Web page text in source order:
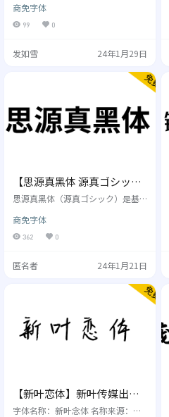
库，金山云UED设计团队，秉持着金
山人“技术立业”的精神，历时四
年，逐点逐字，匠心设计。 “金山
一种标准版字重，文字参照GB2312
一级、二级字库汉字6763个，外文
计上，风格偏向年轻、硬朗、具有
活力。 字体…
商免字体
99 0
发如雪 24年1月29日
【思源真黑体 源真ゴシッ
ク】适用于大量文字阅读显
思源真黑体（源真ゴシック）是基
而来，支持简体中文、繁体中文以
及日文三种语言，保留了思源黑体
原版的优雅以及高可读性的特色，
形样式 （包括等宽字体、比例字
F) 版，细节上也做了很多的调整与
示、代码编程、排版、打印等。 思
源真黑体的字重…
商免字体
362 0
匿名者 24年1月21日
【新叶恋体】新叶传媒出
品，手写字体，有着强烈的
字体名称：新叶念体 名称来源：念